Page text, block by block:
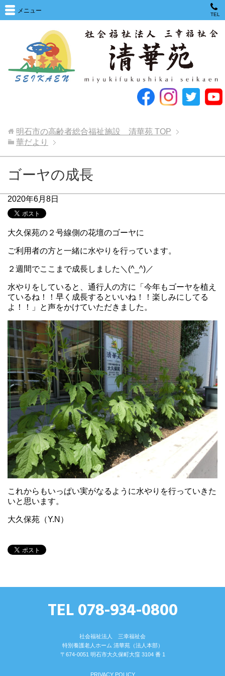
メニュー
TEL
明石市の高齢者総合福祉施設 清華苑 TOP
華だより
ゴーヤの成長
2020年6月8日
大久保苑の２号線側の花壇のゴーヤに
ご利用者の方と一緒に水やりを行っています。
２週間でここまで成長しました＼(^_^)／
水やりをしていると、通行人の方に「今年もゴーヤを植え
ているね！！早く成長するといいね！！楽しみにしてる
よ！！」と声をかけていただきました。
これからもいっぱい実がなるように水やりを行っていきた
いと思います。
大久保苑（Y.N）
TEL 078-934-0800
社会福祉法人 三幸福祉会
特別養護⽼⼈ホーム 清華苑（法⼈本部）
〒674-0051 明⽯市⼤久保町⼤窪 3104 番 1
PRIVACY POLICY